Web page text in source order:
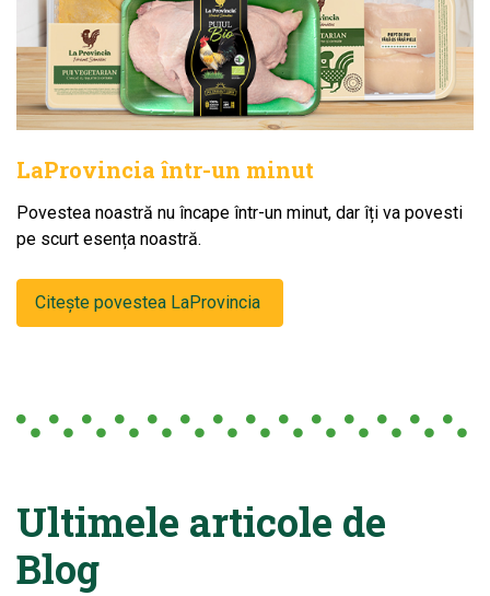
LaProvincia într-un minut
Povestea noastră nu încape într-un minut, dar îți va povesti
pe scurt esența noastră.
Citește povestea LaProvincia
Ultimele articole de
Blog